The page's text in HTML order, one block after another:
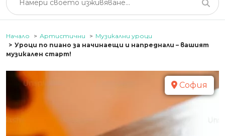
Начало Артистични
Музикални уроци
Уроци по пиано за начинаещи и напреднали – вашият
музикален старт!
София